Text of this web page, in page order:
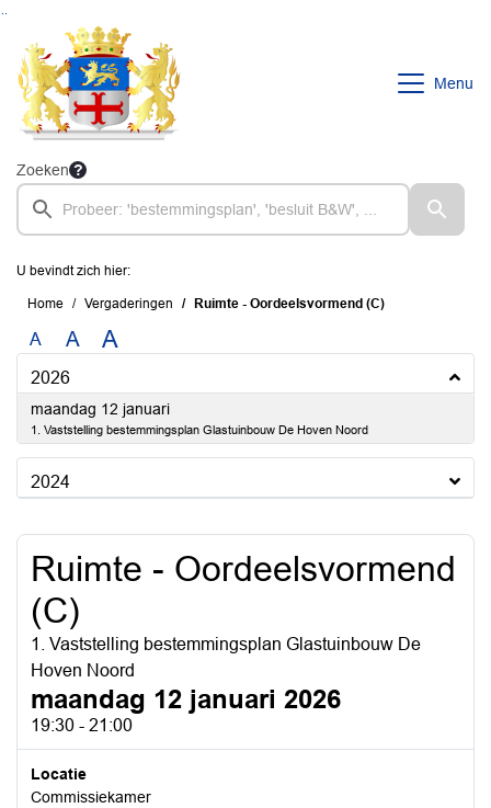
Ga naar de inhoud van deze pagina
Ga naar het zoeken
Ga naar het menu
Menu
Zoeken
U bevindt zich hier:
Home Vergaderingen Ruimte - Oordeelsvormend (C)
A A A
2026
maandag 12 januari2026
1. Vaststelling bestemmingsplan Glastuinbouw De Hoven Noord
2024
Ruimte - Oordeelsvormend
(C)
1. Vaststelling bestemmingsplan Glastuinbouw De
Hoven Noord
maandag 12 januari 2026
19:30 - 21:00
Locatie
Commissiekamer